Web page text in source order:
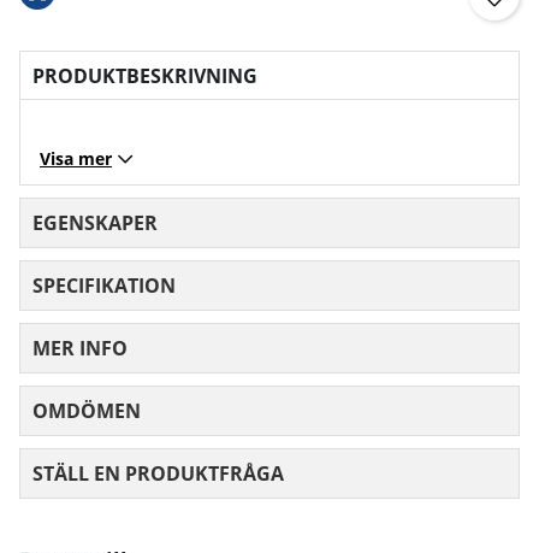
PRODUKTBESKRIVNING
Visa mer
EGENSKAPER
SPECIFIKATION
MER INFO
OMDÖMEN
STÄLL EN PRODUKTFRÅGA